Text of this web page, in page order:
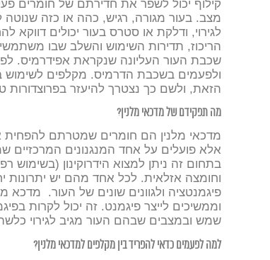
קילוף יכול לשפר את חדירתם של חומרים
לגירוי, ודלקת או סטרס בעור יכולים
הריכוז, תדירות השימוש והשלב שבו
שכבת העור העליונה שנקראת אפידרמיס.
ולפעמים בשכבת הדרמיס. מקלפים לשימוש
הזאת, ולשם כך נצטרך להיעזר בפרוצדורות
מה תפקידם של מדכאי מלנין?
מדכאי מלנין הם חומרים שמטרתם
אלא פועלים על אחד המנגנונים המרכזיים
בתחום זה ניתן למצוא הידרוקינון (בשימוש
וחומצה אזלאית. לכל אחד מהם יש יתרונות
פיגמנטציה ולגוונים שונים של העור.
מדכא
וממשיכים לייצר פיגמנט. זה יכול לקרות
שמש ובמצבים שבהם העור מגיב לגירוי
למה לפעמים כדאי להפריד בין מקלפים למדכאי מלנין?